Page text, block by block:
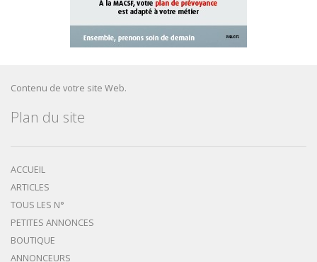
Contenu de votre site Web.
Plan du site
ACCUEIL
ARTICLES
TOUS LES N°
PETITES ANNONCES
BOUTIQUE
ANNONCEURS